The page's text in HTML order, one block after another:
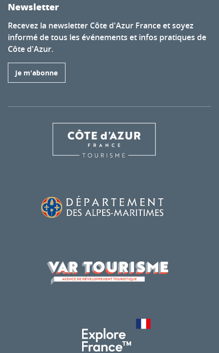
Newsletter
Recevez la newsletter Côte d'Azur France et soyez
informé de tous les événements et infos pratiques de
Côte d'Azur.
Je m'abonne